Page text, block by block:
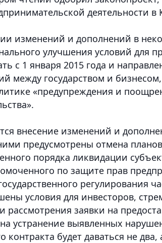
деятельности в
изменений и дополнений в
улучшения условий для
с 1 января 2015 года и
между государством и
«предупреждения и
внесение изменений и
предусмотрены отмена
порядка ликвидации
по защите прав
регулирования
условия для инвесторов,
рассмотрения заявки на
устранение выявленных
контракта будет даваться не два,